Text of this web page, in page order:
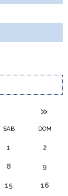
»
SAB DOM
1 2
8 9
15 16